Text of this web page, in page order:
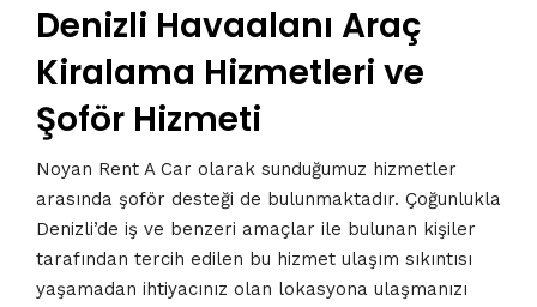
Denizli Havaalanı Araç
Kiralama Hizmetleri ve
Şoför Hizmeti
Noyan Rent A Car olarak sunduğumuz hizmetler
arasında şoför desteği de bulunmaktadır. Çoğunlukla
Denizli’de iş ve benzeri amaçlar ile bulunan kişiler
tarafından tercih edilen bu hizmet ulaşım sıkıntısı
yaşamadan ihtiyacınız olan lokasyona ulaşmanızı